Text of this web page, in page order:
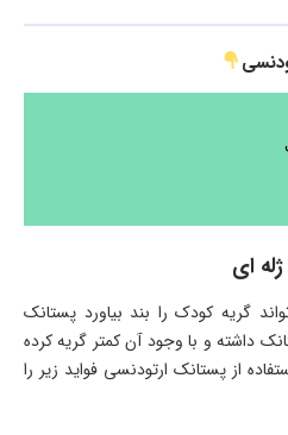
ای
گریه کودک را بند بیاورد پستانک
داشته و با وجود آن کمتر گریه کرده
از پستانک ارتودنسی فواید زیر را